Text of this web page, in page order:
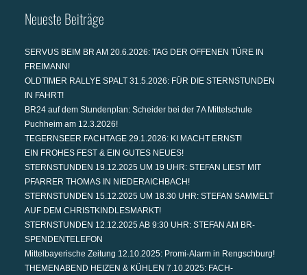
Neueste Beiträge
SERVUS BEIM BR AM 20.6.2026: TAG DER OFFENEN TÜRE IN
FREIMANN!
OLDTIMER RALLYE SPALT 31.5.2026: FÜR DIE STERNSTUNDEN
IN FAHRT!
BR24 auf dem Stundenplan: Scheider bei der 7A Mittelschule
Puchheim am 12.3.2026!
TEGERNSEER FACHTAGE 29.1.2026: KI MACHT ERNST!
EIN FROHES FEST & EIN GUTES NEUES!
STERNSTUNDEN 19.12.2025 UM 19 UHR: STEFAN LIEST MIT
PFARRER THOMAS IN NIEDERAICHBACH!
STERNSTUNDEN 15.12.2025 UM 18.30 UHR: STEFAN SAMMELT
AUF DEM CHRISTKINDLESMARKT!
STERNSTUNDEN 12.12.2025 AB 9:30 UHR: STEFAN AM BR-
SPENDENTELEFON
Mittelbayerische Zeitung 12.10.2025: Promi-Alarm in Rengschburg!
THEMENABEND HEIZEN & KÜHLEN 7.10.2025: FACH-